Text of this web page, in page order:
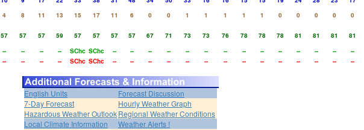
4 8 11 13 15 17 11 6 0 0 1 1 1 1 1 0 0 0 0
0
57 57 57 59 57 57 57 57 67 71 73 73 76 78 78 78 81 81 81
81
-- -- -- -- SChc SChc -- -- -- -- -- -- -- -- -- -- -- -- --
--
-- -- -- -- SChc SChc -- -- -- -- -- -- -- -- -- -- -- -- -- --
English Units
Forecast Discussion
7-Day Forecast
Hourly Weather Graph
Hazardous Weather OutlookRegional Weather Conditions
Local Climate Information
Weather Alerts !